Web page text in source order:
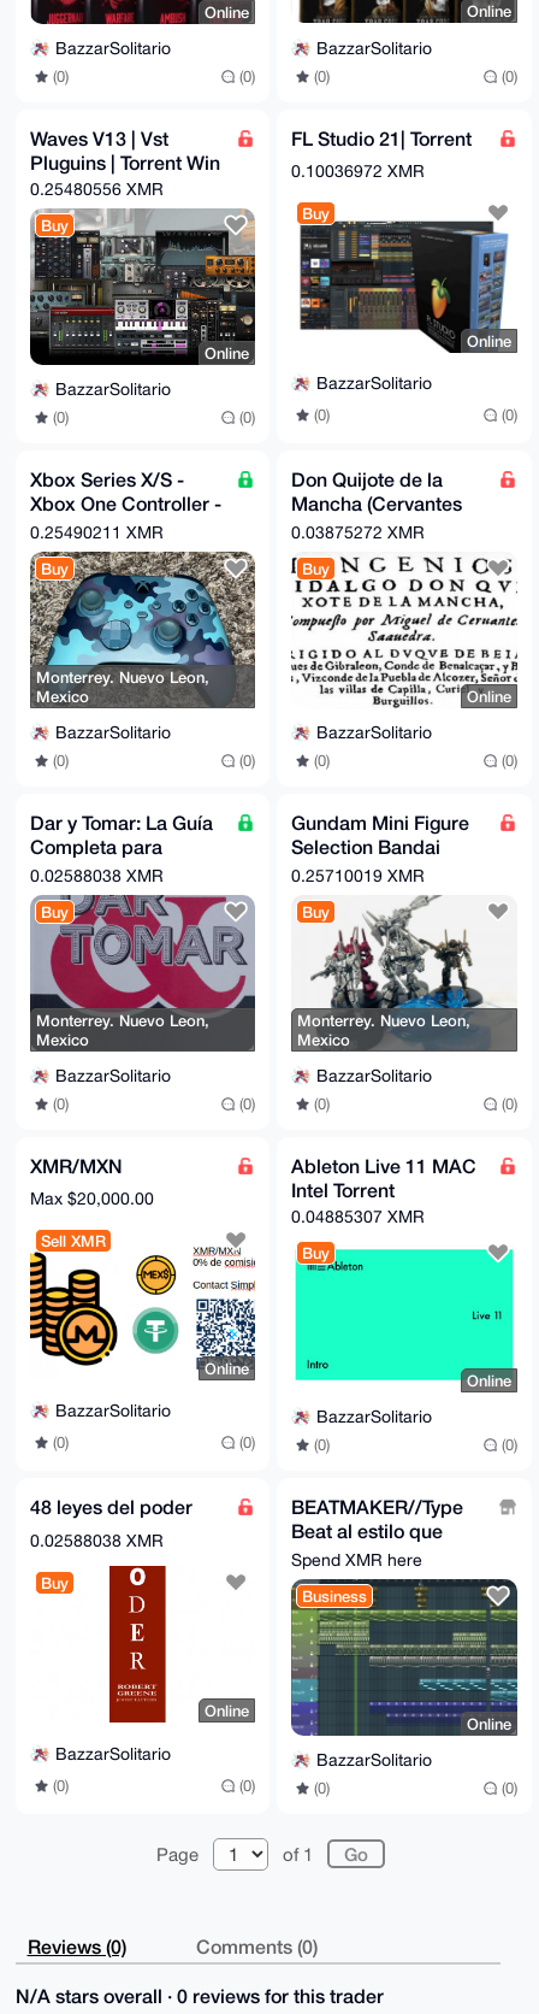
Online
BazzarSolitario
(0) (0)
Online
BazzarSolitario
(0) (0)
Waves V13 | Vst
Pluguins | Torrent Win
0.25480556 XMR
Buy
Online
BazzarSolitario
(0) (0)
FL Studio 21| Torrent
0.10036972 XMR
Buy
Online
BazzarSolitario
(0) (0)
Xbox Series X/S -
Xbox One Controller -
Camo Mineral -
Microsoft SIN CAJA
0.25490211 XMR
Buy
Monterrey. Nuevo Leon,
Mexico
BazzarSolitario
(0) (0)
Don Quijote de la
Mancha (Cervantes
Saavedra, Miguel)
0.03875272 XMR
Buy
Online
BazzarSolitario
(0) (0)
Dar y Tomar: La Guía
Completa para
Estrategias y Tácticas
de Negociación
0.02588038 XMR
Buy
Monterrey. Nuevo Leon,
Mexico
BazzarSolitario
(0) (0)
Gundam Mini Figure
Selection Bandai
Anime Japan
0.25710019 XMR
Buy
Monterrey. Nuevo Leon,
Mexico
BazzarSolitario
(0) (0)
XMR/MXN
Max $20,000.00
Sell XMR
Online
BazzarSolitario
(0) (0)
Ableton Live 11 MAC
Intel Torrent
0.04885307 XMR
Buy
Online
BazzarSolitario
(0) (0)
48 leyes del poder
0.02588038 XMR
Buy
Online
BazzarSolitario
(0) (0)
BEATMAKER//Type
Beat al estilo que
quieras
Spend XMR here
Business
Online
BazzarSolitario
(0) (0)
Page of 1
Reviews (0) Comments (0)
N/A stars overall · 0 reviews for this trader